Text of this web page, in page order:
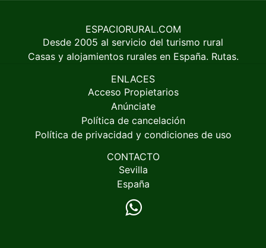
ESPACIORURAL.COM
Desde 2005 al servicio del turismo rural
Casas y alojamientos rurales en España. Rutas.
ENLACES
Acceso Propietarios
Anúnciate
Política de cancelación
Política de privacidad y condiciones de uso
CONTACTO
Sevilla
España